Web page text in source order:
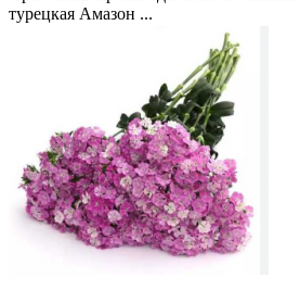
турецкая Амазон ...